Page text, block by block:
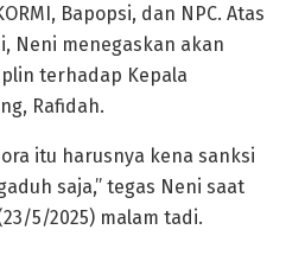
Bapopsi, dan NPC. Atas
Neni menegaskan akan
terhadap Kepala
Rafidah.
itu harusnya kena sanksi
saja,” tegas Neni saat
5/2025) malam tadi.